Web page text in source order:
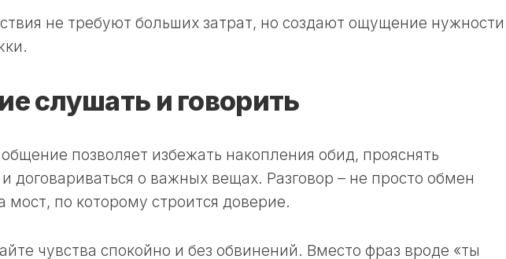
не требуют больших затрат, но создают ощущение нужности
слушать и говорить
позволяет избежать накопления обид, прояснять
договариваться о важных вещах. Разговор – не просто обмен
мост, по которому строится доверие.
чувства спокойно и без обвинений. Вместо фраз вроде «ты